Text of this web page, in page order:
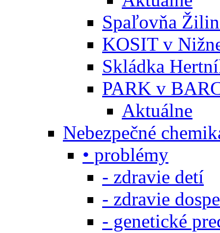
Spaľovňa
KOSIT v
Skládka
PARK v
Aktuálne
Nebezpečné
• problémy
- zdravie detí
- zdravie
- genetické